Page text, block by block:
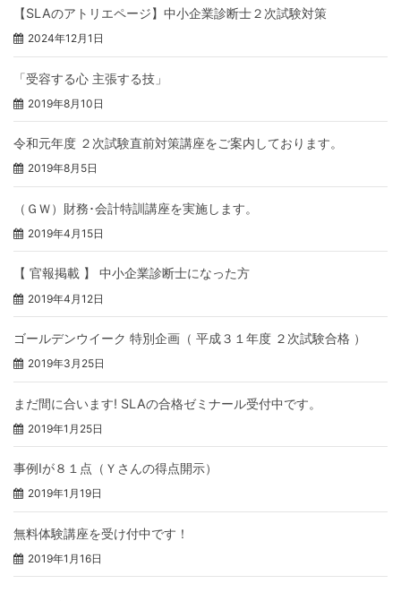
【SLAのアトリエページ】中小企業診断士２次試験対策
2024年12月1日
「受容する心 主張する技」
2019年8月10日
令和元年度 ２次試験直前対策講座をご案内しております。
2019年8月5日
（ＧＷ）財務･会計特訓講座を実施します。
2019年4月15日
【 官報掲載 】 中小企業診断士になった方
2019年4月12日
ゴールデンウイーク 特別企画（ 平成３１年度 ２次試験合格 ）
2019年3月25日
まだ間に合います! SLAの合格ゼミナール受付中です。
2019年1月25日
事例Ⅰが８１点（Ｙさんの得点開示）
2019年1月19日
無料体験講座を受け付中です！
2019年1月16日